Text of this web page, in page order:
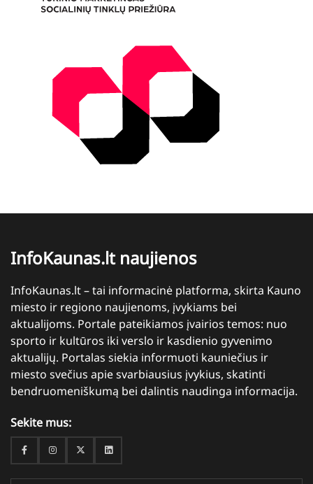
InfoKaunas.lt naujienos
InfoKaunas.lt – tai informacinė platforma, skirta Kauno
miesto ir regiono naujienoms, įvykiams bei
aktualijoms. Portale pateikiamos įvairios temos: nuo
sporto ir kultūros iki verslo ir kasdienio gyvenimo
aktualijų. Portalas siekia informuoti kauniečius ir
miesto svečius apie svarbiausius įvykius, skatinti
bendruomeniškumą bei dalintis naudinga informacija.
Sekite mus:
FacebookInstagramTwitterLinkedin